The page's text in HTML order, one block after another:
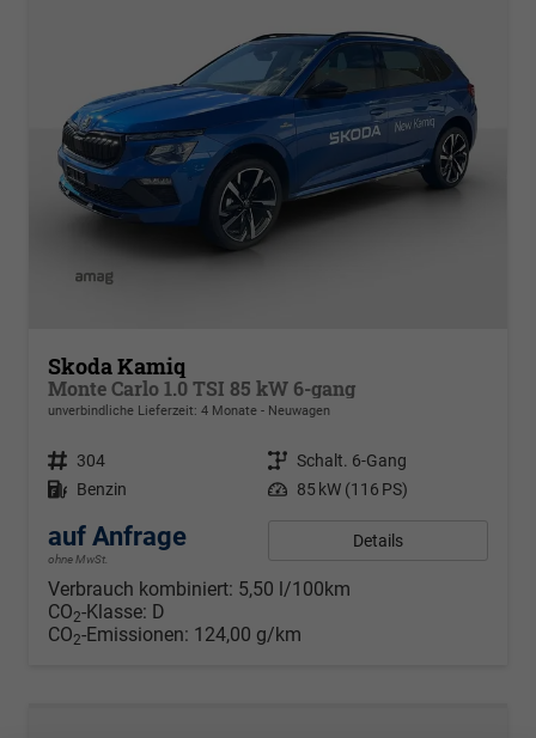
Skoda Kamiq
Monte Carlo 1.0 TSI 85 kW 6-gang
unverbindliche Lieferzeit: 4 Monate Neuwagen
Fahrzeugnr. 304 Getriebe Schalt. 6-Gang
Kraftstoff Benzin Leistung 85 kW (116 PS)
auf Anfrage
ohne MwSt.
Details
Verbrauch kombiniert: 5,50 l/100km
CO2-Klasse: D
CO2-Emissionen: 124,00 g/km